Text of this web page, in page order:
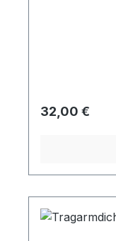
Regulärer
32,00 €